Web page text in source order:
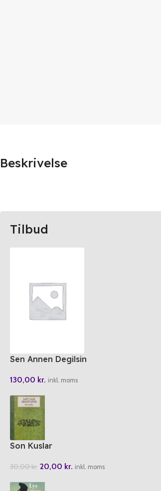
Beskrivelse
Tilbud
Sen Annen Degilsin
130,00 kr. inkl. moms
Son Kuslar
30,00kr. 20,00 kr. inkl. moms